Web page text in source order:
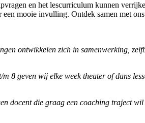
en het lescurriculum kunnen
mooie invulling. Ontdek samen met
ontwikkelen zich in samenwerking,
8 geven wij elke week theater of dans
docent die graag een coaching traject